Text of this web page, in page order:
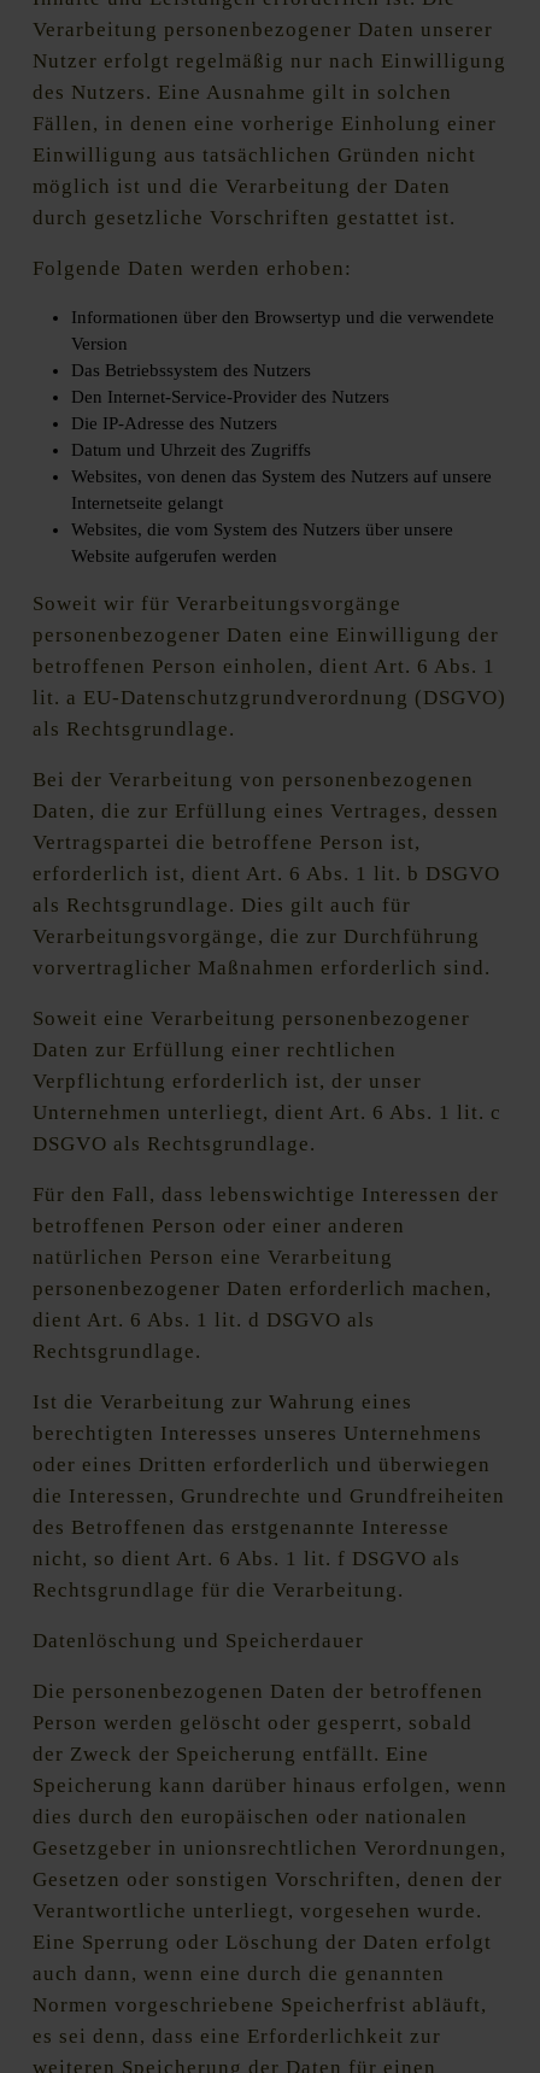
Verarbeitung personenbezogener Daten unserer
Nutzer erfolgt regelmäßig nur nach Einwilligung
des Nutzers. Eine Ausnahme gilt in solchen
Fällen, in denen eine vorherige Einholung einer
Einwilligung aus tatsächlichen Gründen nicht
möglich ist und die Verarbeitung der Daten
durch gesetzliche Vorschriften gestattet ist.
Folgende Daten werden erhoben:
Informationen über den Browsertyp und die verwendete
Version
Das Betriebssystem des Nutzers
Den Internet-Service-Provider des Nutzers
Die IP-Adresse des Nutzers
Datum und Uhrzeit des Zugriffs
Websites, von denen das System des Nutzers auf unsere
Internetseite gelangt
Websites, die vom System des Nutzers über unsere
Website aufgerufen werden
Soweit wir für Verarbeitungsvorgänge
personenbezogener Daten eine Einwilligung der
betroffenen Person einholen, dient Art. 6 Abs. 1
lit. a EU-Datenschutzgrundverordnung (DSGVO)
als Rechtsgrundlage.
Bei der Verarbeitung von personenbezogenen
Daten, die zur Erfüllung eines Vertrages, dessen
Vertragspartei die betroffene Person ist,
erforderlich ist, dient Art. 6 Abs. 1 lit. b DSGVO
als Rechtsgrundlage. Dies gilt auch für
Verarbeitungsvorgänge, die zur Durchführung
vorvertraglicher Maßnahmen erforderlich sind.
Soweit eine Verarbeitung personenbezogener
Daten zur Erfüllung einer rechtlichen
Verpflichtung erforderlich ist, der unser
Unternehmen unterliegt, dient Art. 6 Abs. 1 lit. c
DSGVO als Rechtsgrundlage.
Für den Fall, dass lebenswichtige Interessen der
betroffenen Person oder einer anderen
natürlichen Person eine Verarbeitung
personenbezogener Daten erforderlich machen,
dient Art. 6 Abs. 1 lit. d DSGVO als
Rechtsgrundlage.
Ist die Verarbeitung zur Wahrung eines
berechtigten Interesses unseres Unternehmens
oder eines Dritten erforderlich und überwiegen
die Interessen, Grundrechte und Grundfreiheiten
des Betroffenen das erstgenannte Interesse
nicht, so dient Art. 6 Abs. 1 lit. f DSGVO als
Rechtsgrundlage für die Verarbeitung.
Datenlöschung und Speicherdauer
Die personenbezogenen Daten der betroffenen
Person werden gelöscht oder gesperrt, sobald
der Zweck der Speicherung entfällt. Eine
Speicherung kann darüber hinaus erfolgen, wenn
dies durch den europäischen oder nationalen
Gesetzgeber in unionsrechtlichen Verordnungen,
Gesetzen oder sonstigen Vorschriften, denen der
Verantwortliche unterliegt, vorgesehen wurde.
Eine Sperrung oder Löschung der Daten erfolgt
auch dann, wenn eine durch die genannten
Normen vorgeschriebene Speicherfrist abläuft,
es sei denn, dass eine Erforderlichkeit zur
weiteren Speicherung der Daten für einen